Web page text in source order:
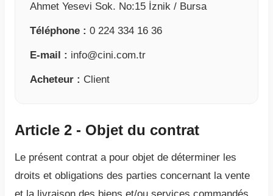
Ahmet Yesevi Sok. No:15 İznik / Bursa
Téléphone : 0 224 334 16 36
E-mail : info@cini.com.tr
Acheteur : Client
Article 2 - Objet du contrat
Le présent contrat a pour objet de déterminer les
droits et obligations des parties concernant la vente